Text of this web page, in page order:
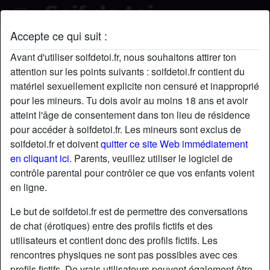
Accepte ce qui suit :
Avant d'utiliser soifdetoi.fr, nous souhaitons attirer ton
attention sur les points suivants : soifdetoi.fr contient du
matériel sexuellement explicite non censuré et inapproprié
pour les mineurs. Tu dois avoir au moins 18 ans et avoir
atteint l'âge de consentement dans ton lieu de résidence
pour accéder à soifdetoi.fr. Les mineurs sont exclus de
soifdetoi.fr et doiventquitter ce site Web immédiatement
en cliquant ici. Parents, veuillez utiliser le logiciel de
contrôle parental pour contrôler ce que vos enfants voient
en ligne.
Le but de soifdetoi.fr est de permettre des conversations
de chat (érotiques) entre des profils fictifs et des
utilisateurs et contient donc des profils fictifs. Les
rencontres physiques ne sont pas possibles avec ces
lili's profil
starAjouter chatDiscuter !